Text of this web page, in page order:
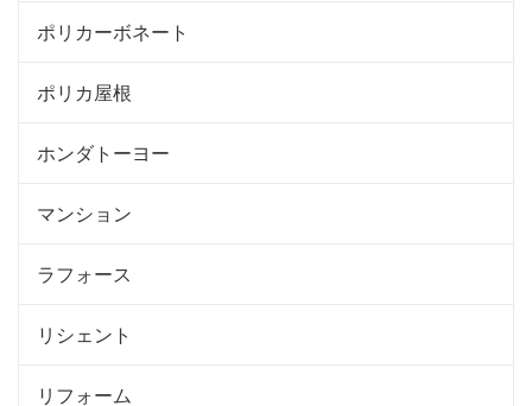
ポリカーボネート
ポリカ屋根
ホンダトーヨー
マンション
ラフォース
リシェント
リフォーム